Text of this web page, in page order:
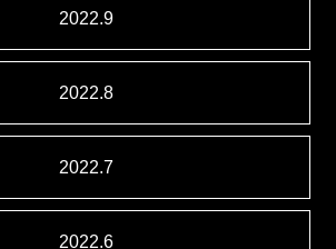
2022.9
2022.8
2022.7
2022.6